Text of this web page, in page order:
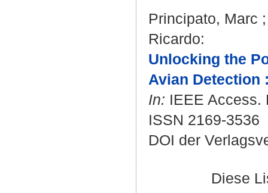
Principato, Marc
Ricardo:
Unlocking the
Avian Detection
In: IEEE Access.
ISSN 2169-3536
DOI der
Diese